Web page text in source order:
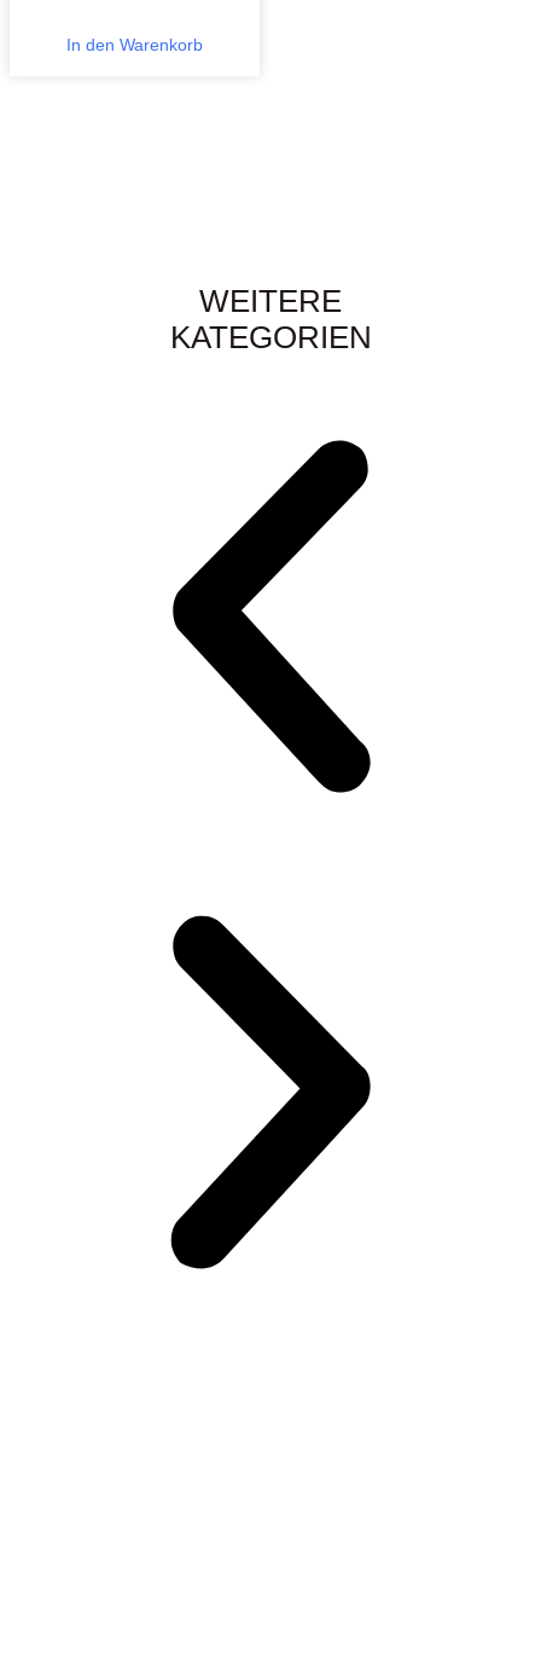
In den Warenkorb
WEITERE
KATEGORIEN